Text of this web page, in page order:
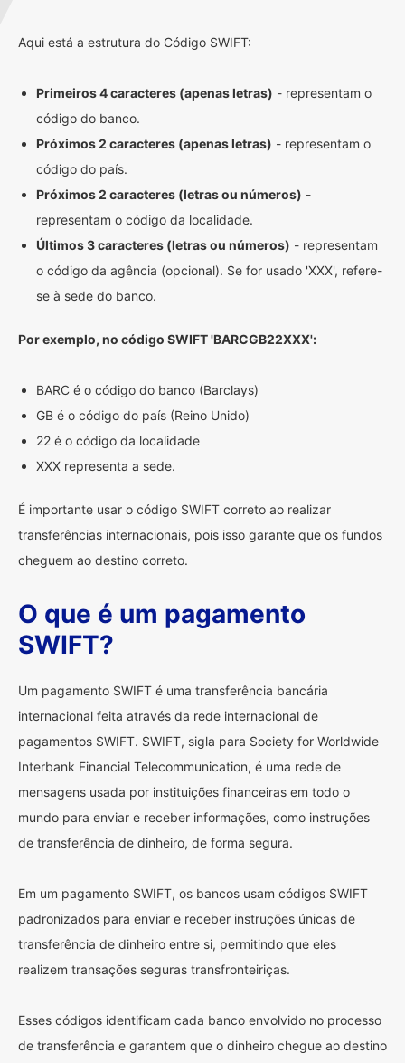
Aqui está a estrutura do Código SWIFT:
Primeiros 4 caracteres (apenas letras) - representam o
código do banco.
Próximos 2 caracteres (apenas letras) - representam o
código do país.
Próximos 2 caracteres (letras ou números) -
representam o código da localidade.
Últimos 3 caracteres (letras ou números) - representam
o código da agência (opcional). Se for usado 'XXX', refere-
se à sede do banco.
Por exemplo, no código SWIFT 'BARCGB22XXX':
BARC é o código do banco (Barclays)
GB é o código do país (Reino Unido)
22 é o código da localidade
XXX representa a sede.
É importante usar o código SWIFT correto ao realizar
transferências internacionais, pois isso garante que os fundos
cheguem ao destino correto.
O que é um pagamento
SWIFT?
Um pagamento SWIFT é uma transferência bancária
internacional feita através da rede internacional de
pagamentos SWIFT. SWIFT, sigla para Society for Worldwide
Interbank Financial Telecommunication, é uma rede de
mensagens usada por instituições financeiras em todo o
mundo para enviar e receber informações, como instruções
de transferência de dinheiro, de forma segura.
Em um pagamento SWIFT, os bancos usam códigos SWIFT
padronizados para enviar e receber instruções únicas de
transferência de dinheiro entre si, permitindo que eles
realizem transações seguras transfronteiriças.
Esses códigos identificam cada banco envolvido no processo
de transferência e garantem que o dinheiro chegue ao destino